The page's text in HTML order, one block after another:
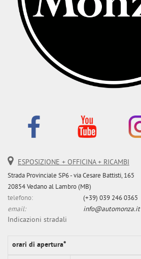
ESPOSIZIONE + OFFICINA + RICAMBI
Strada Provinciale SP6 - via Cesare Battisti, 165
20854 Vedano al Lambro (MB)
telefono:
(+39) 039 246 0365
email:
info@automonza.it
Indicazioni stradali
orari di apertura*